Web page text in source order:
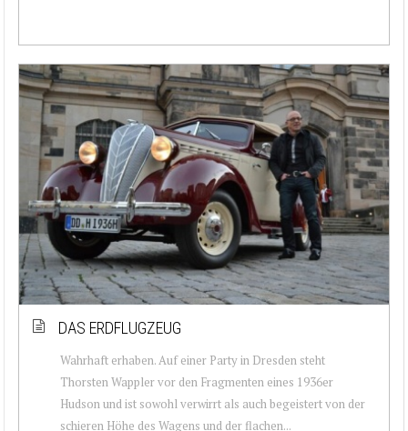
DAS ERDFLUGZEUG
Wahrhaft erhaben. Auf einer Party in Dresden steht
Thorsten Wappler vor den Fragmenten eines 1936er
Hudson und ist sowohl verwirrt als auch begeistert von der
schieren Höhe des Wagens und der flachen...